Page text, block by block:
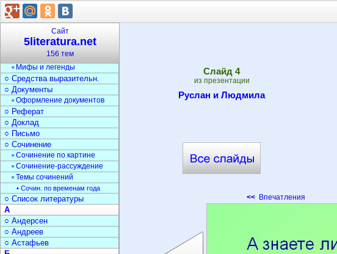
Cлайд 4
из презентации
Руслан и Людмила
<< Впечатления
Сайт
5literatura.net
156 тем
○ Типы текста
○ Анализ текста
○ Стили речи
○ Жанры
▫ Фольклор
▫ Мифы и легенды
○ Средства выразительн.
○ Документы
▫ Оформление документов
○ Реферат
○ Доклад
○ Письмо
○ Сочинение
▫ Сочинение по картине
▫ Сочинение-рассуждение
▫ Темы сочинений
• Сочин. по временам года
○ Список литературы
А
○ Андерсен
○ Андреев
○ Астафьев